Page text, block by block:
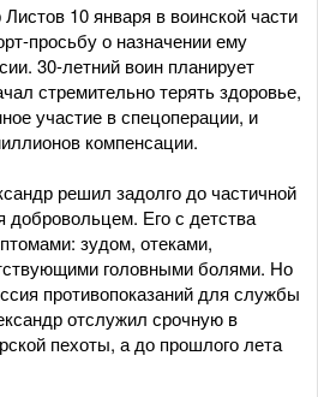
10 января в воинской части
просьбу о назначении ему
30-летний воин планирует
стремительно терять здоровье,
участие в спецоперации, и
компенсации.
решил задолго до частичной
добровольцем. Его с детства
зудом, отеками,
головными болями. Но
противопоказаний для службы
отслужил срочную в
пехоты, а до прошлого лета